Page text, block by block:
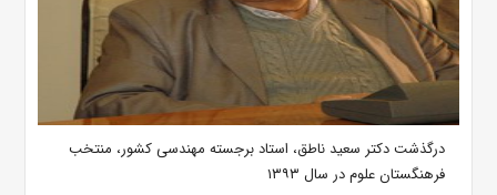
درگذشت دکتر سعید ناطق، استاد برجسته مهندسی کشور، منتخب
فرهنگستان علوم در سال ۱۳۹۳